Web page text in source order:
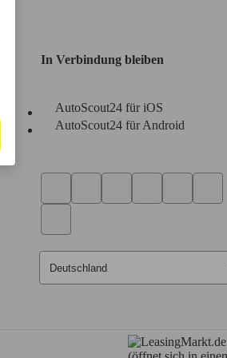
In Verbindung bleiben
AutoScout24 für iOS
AutoScout24 für Android